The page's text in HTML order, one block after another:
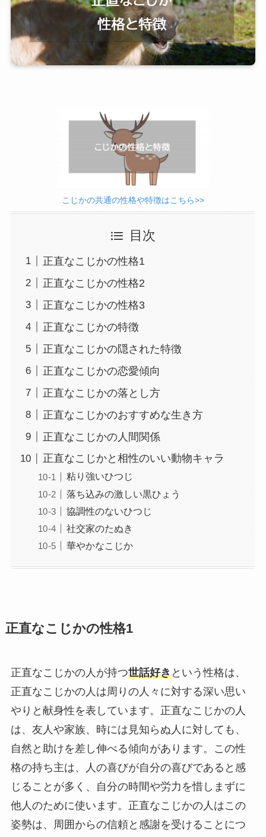
こじかの共通の性格や特徴はこちら>>
目次
正直なこじかの性格1
正直なこじかの性格2
正直なこじかの性格3
正直なこじかの特徴
正直なこじかの隠された特徴
正直なこじかの恋愛傾向
正直なこじかの落とし方
正直なこじかのおすすめな生き方
正直なこじかの人間関係
正直なこじかと相性のいい動物キャラ
粘り強いひつじ
落ち込みの激しい黒ひょう
協調性のないひつじ
社交家のたぬき
華やかなこじか
正直なこじかの性格1
正直なこじかの人が持つ世話好きという性格は、
正直なこじかの人は周りの人々に対する深い思い
やりと献身性を表しています。正直なこじかの人
は、友人や家族、時には見知らぬ人に対しても、
自然と助けを差し伸べる傾向があります。この性
格の持ち主は、人の喜びが自分の喜びであると感
じることが多く、自分の時間や労力を惜しまずに
他人のために使います。正直なこじかの人はこの
姿勢は、周囲からの信頼と感謝を受けることにつ